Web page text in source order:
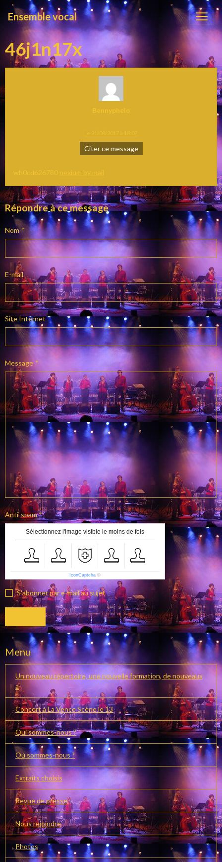
Ensemble vocal
46j1n17x
Bennyphelo
Citer ce message
wh0cd626780 nexium by mail
Répondre à ce message
Nom
E-mail
Site Internet
Message
Anti-spam
Sélectionnez l'image visible le moins de fois
IconCaptcha ©
S'abonner par e-mail au sujet
Menu
Un nouveau répertoire, une nouvelle formation, de nouveaux
a
Concert à La Vence Scène le 13
Qui sommes-nous ?
Où sommes-nous ?
Extraits choisis
Revue de presse
Nous rejoindre
Photos